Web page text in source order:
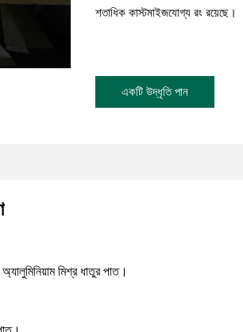
শতাধিক কাস্টমাইজযোগ্য রং রয়েছে।
একটি উদ্ধৃতি পান
মিশ্র ধাতুর পাত।